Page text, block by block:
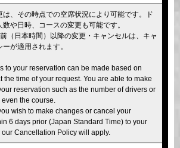
は、その時点での空席状況により可能です。ド
数や日時、コースの変更も可能です。
（日本時間）以降の変更・キャンセルは、キャ
が適用されます。
to your reservation can be made based on
the time of your request. You are able to make
reservation such as the number of drivers or
the course.
wish to make changes or cancel your
6 days prior (Japan Standard Time) to your
our Cancellation Policy will apply.